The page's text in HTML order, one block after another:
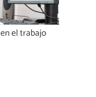
el trabajo